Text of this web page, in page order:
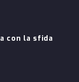
con la sfida